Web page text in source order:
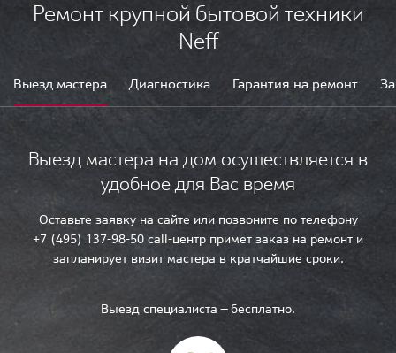
Ремонт крупной бытовой техники
Neff
Выезд мастера Диагностика Гарантия на ремонт
Выезд мастера на дом осуществляется в
удобное для Вас время
Оставьте заявку на сайте или позвоните по телефону
+7 (495) 137-98-50 call-центр примет заказ на ремонт и
запланирует визит мастера в кратчайшие сроки.
Выезд специалиста — бесплатно.